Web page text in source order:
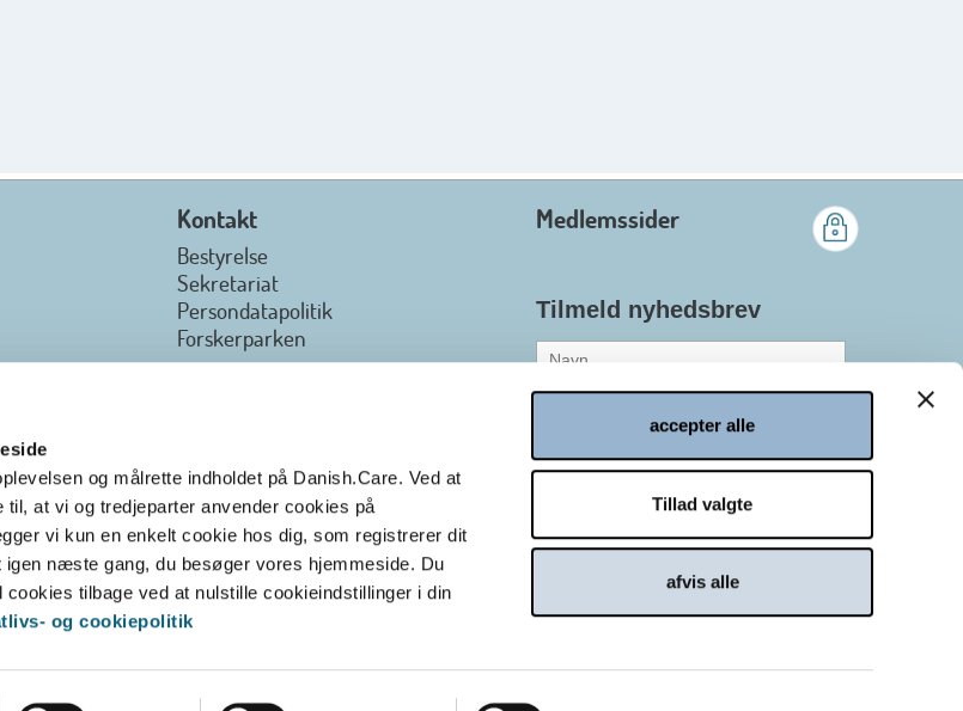
og målrette indholdet på Danish.Care. Ved at
at vi og tredjeparter anvender cookies på
vi kun en enkelt cookie hos dig, som registrerer dit
næste gang, du besøger vores hjemmeside. Du
tilbage ved at nulstille cookieindstillinger i din
og cookiepolitik
accepter alle
Tillad valgte
afvis alle
Kontakt
Bestyrelse
Sekretariat
Persondatapolitik
Forskerparken
Medlemssider
Tilmeld nyhedsbrev
Medlem af Danish.Care
Ikke medlem af Danish.Care*
*Afkrydsning af et af disse